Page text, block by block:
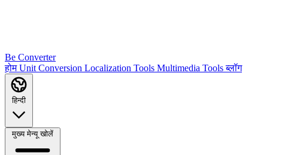
Be Converter
होमUnit Conversion Localization Tools Multimedia Toolsब्लॉग
हिन्दी
मुख्य मेन्यू खोलें